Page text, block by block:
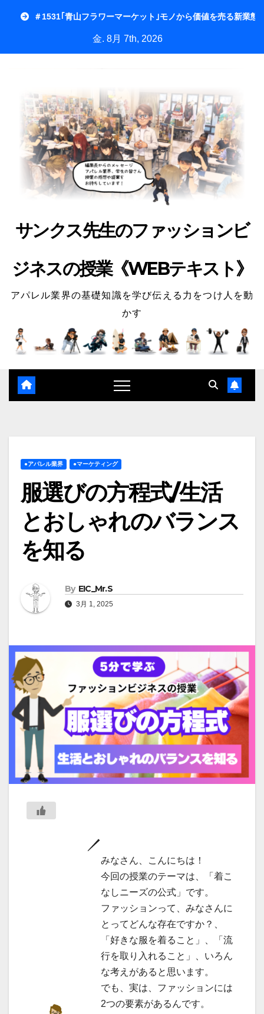
＃1531｢青山フラワーマーケット｣モノから価値を売る新業態
金. 8月 7th, 2026
サンクス先生のファッションビ
ジネスの授業《WEBテキスト》
アパレル業界の基礎知識を学び伝える力をつけ人を動
かす
●アパレル業界 ●マーケティング
服選びの方程式/生活
とおしゃれのバランス
を知る
By EIC_Mr.S
3月 1, 2025
みなさん、こんにちは！
今回の授業のテーマは、「着こ
なしニーズの公式」です。
ファッションって、みなさんに
とってどんな存在ですか？、
「好きな服を着ること」、「流
行を取り入れること」、いろん
な考えがあると思います。
でも、実は、ファッションには
2つの要素があるんです。